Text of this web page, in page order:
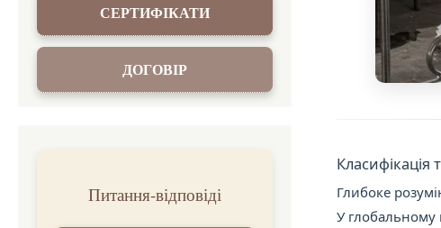
Класифікація
Глибоке
У глобальному
СЕРТИФІКАТИ
ДОГОВІР
Питання-відповіді